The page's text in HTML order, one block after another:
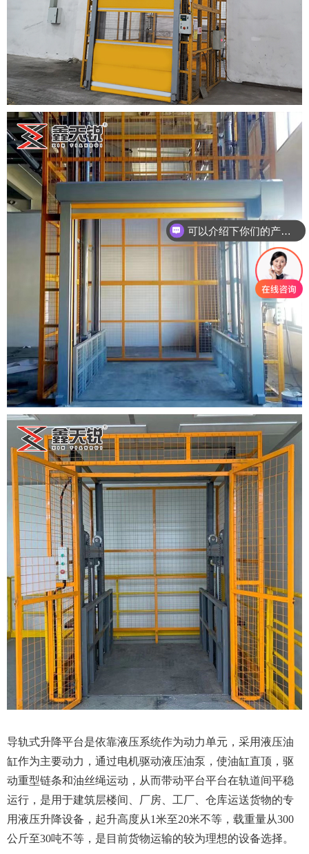
导轨式升降平台是依靠液压系统作为动力单元，采用液压油
缸作为主要动力，通过电机驱动液压油泵，使油缸直顶，驱
动重型链条和油丝绳运动，从而带动平台平台在轨道间平稳
运行，是用于建筑层楼间、厂房、工厂、仓库运送货物的专
用液压升降设备，起升高度从1米至20米不等，载重量从300
公斤至30吨不等，是目前货物运输的较为理想的设备选择。
可以介绍下你们的产品么
你们是怎么收费的呢